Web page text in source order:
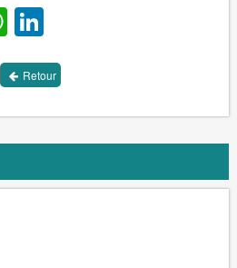
WhatsApp
LinkedIn
Retour